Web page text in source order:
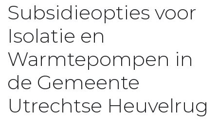
Subsidieopties voor
Isolatie en
Warmtepompen in
de Gemeente
Utrechtse Heuvelrug